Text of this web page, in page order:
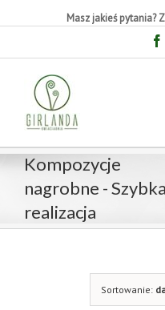
Masz jakieś pytania?
Kompozycje
nagrobne - Szybka
realizacja
Sortowanie: